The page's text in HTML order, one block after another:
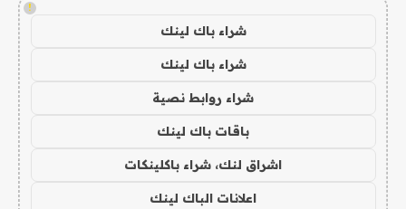
!
شراء باك لينك
شراء باك لينك
شراء روابط نصية
باقات باك لينك
اشراق لنك، شراء باكلينكات
اعلانات الباك لينك